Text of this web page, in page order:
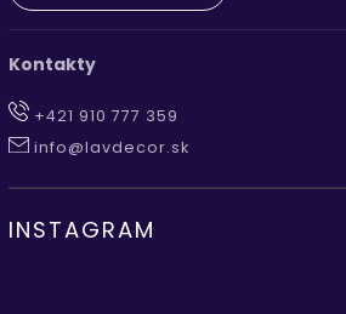
Kontakty
+421 910 777 359
info@lavdecor.sk
INSTAGRAM